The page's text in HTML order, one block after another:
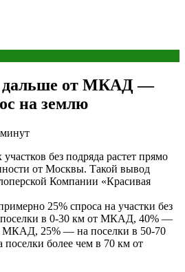
дальше от МКАД —
на землю
без подряда растет прямо
от Москвы. Такой вывод
Компании «Красивая
25% спроса на участки без
поселки в 0-30 км от МКАД, 40% —
МКАД, 25% — на поселки в 50-70
более чем в 70 км от